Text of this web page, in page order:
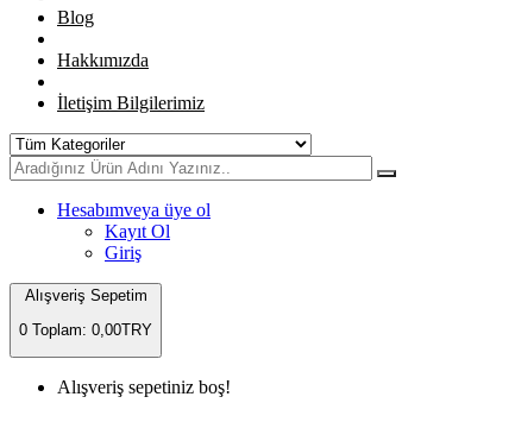
Blog
Hakkımızda
İletişim Bilgilerimiz
Hesabımveya üye ol
Kayıt Ol
Giriş
Alışveriş Sepetim
0 Toplam: 0,00TRY
Alışveriş sepetiniz boş!